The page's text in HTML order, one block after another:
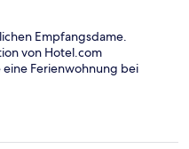
Empfangsdame.
von Hotel.com
Ferienwohnung bei